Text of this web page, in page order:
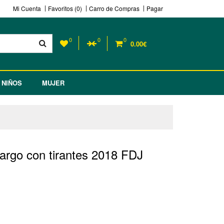
Mi Cuenta Favoritos (0) Carro de Compras Pagar
0 0 0 0.00€
NIÑOS MUJER
con tirantes 2018 FDJ